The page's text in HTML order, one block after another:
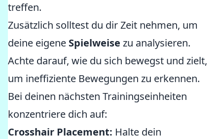
treffen.
Zusätzlich solltest du dir Zeit nehmen, um
deine eigene Spielweise zu analysieren.
Achte darauf, wie du sich bewegst und zielt,
um ineffiziente Bewegungen zu erkennen.
Bei deinen nächsten Trainingseinheiten
konzentriere dich auf:
Crosshair Placement: Halte dein